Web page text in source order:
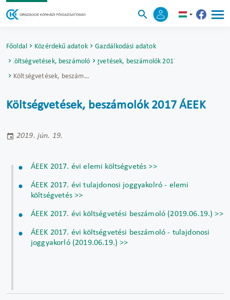
Főoldal Közérdekű adatok
Gazdálkodási adatok
Költségvetések, beszámolókKöltségvetések, beszámolók 2017 ÁEEK
Költségvetések, beszámolók 2017 ÁEEK
Költségvetések, beszámolók 2017 ÁEEK
2019. jún. 19.
ÁEEK 2017. évi elemi költségvetés >>
ÁEEK 2017. évi tulajdonosi joggyakolró - elemi
költségvetés >>
ÁEEK 2017. évi költségvetési beszámoló (2019.06.19.) >>
ÁEEK 2017. évi költségvetési beszámoló - tulajdonosi
joggyakorló (2019.06.19.) >>